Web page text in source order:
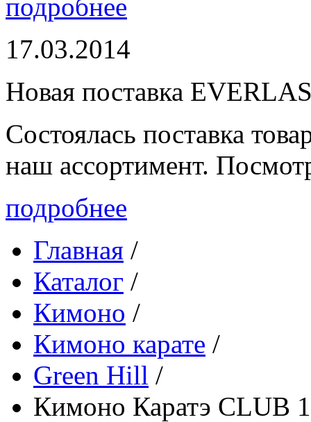
подробнее
17.03.2014
Новая поставка
Состоялась поставка
наш ассортимент.
подробнее
Главная /
Каталог /
Кимоно /
Кимоно карате /
Green Hill /
Кимоно Каратэ CLUB